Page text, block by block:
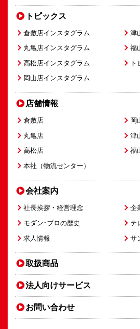
トピックス
倉敷店インスタグラム
丸亀店インスタグラム
高松店インスタグラム
岡山店インスタグラム
津
福
ト
店舗情報
倉敷店
丸亀店
高松店
本社（物流センター）
岡
津
福
会社案内
社長挨拶・経営理念
モダン･プロの歴史
求人情報
企
テ
サ
取扱商品
法人向けサービス
お問い合わせ